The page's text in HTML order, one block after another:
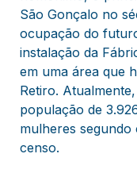
São Gonçalo no
ocupação do
instalação da
em uma área que
Retiro.
população de
mulheres segundo
censo.